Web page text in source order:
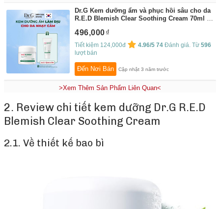
Dr.G Kem dưỡng ẩm và phục hồi sâu cho da
R.E.D Blemish Clear Soothing Cream 70ml
496,000
Tiết kiệm 124,000đ 4.96/5 74 Đánh giá. Từ596
lượt bán
Đến Nơi Bán Cập nhật 3 năm trước
>Xem Thêm Sản Phẩm Liên Quan<
2. Review chi tiết kem dưỡng Dr.G R.E.D
Blemish Clear Soothing Cream
2.1. Về thiết kế bao bì